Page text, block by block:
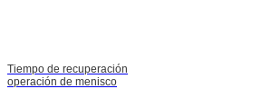
Tiempo de recuperación
operación de menisco